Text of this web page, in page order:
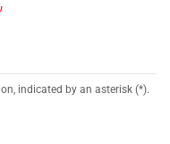
indicated by an asterisk (*).